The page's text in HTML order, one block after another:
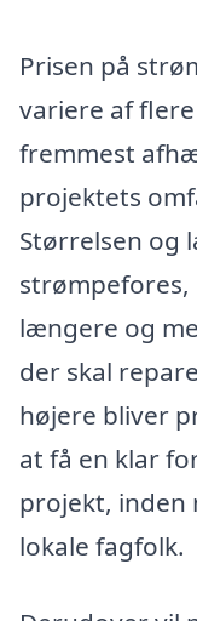
Prisen på
variere af
fremmest
projektets
Størrelsen og
strømpefores,
længere og
der skal
højere bliver
at få en klar
projekt, inden
lokale fagfolk.